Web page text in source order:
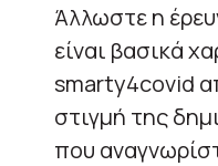
Άλλωστε η
είναι βασικά
smarty4covid
στιγμή της
που